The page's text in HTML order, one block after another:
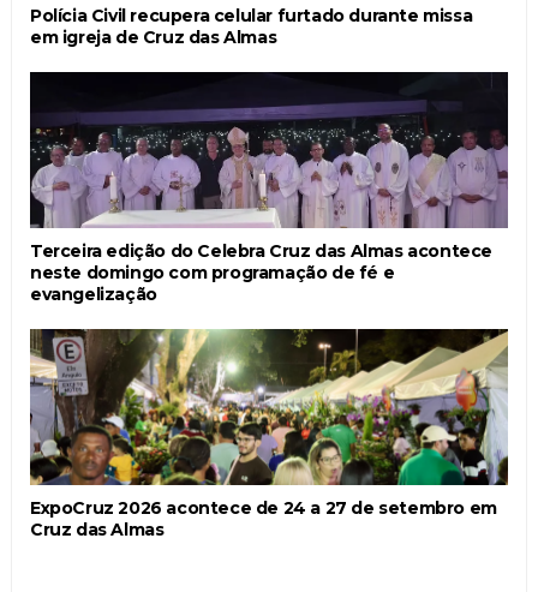
Polícia Civil recupera celular furtado durante missa
em igreja de Cruz das Almas
Terceira edição do Celebra Cruz das Almas acontece
neste domingo com programação de fé e
evangelização
ExpoCruz 2026 acontece de 24 a 27 de setembro em
Cruz das Almas